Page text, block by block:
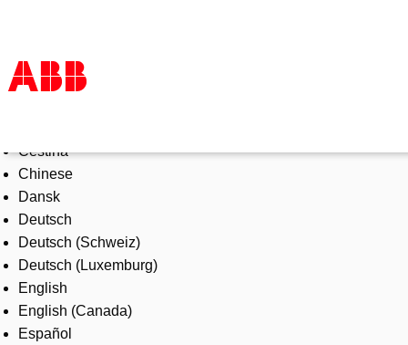
Products & Solutions
Industries
Services
About us
Where to buy
Contact us
Careers
Čeština
Chinese
Dansk
Deutsch
Deutsch (Schweiz)
Deutsch (Luxemburg)
English
English (Canada)
Español